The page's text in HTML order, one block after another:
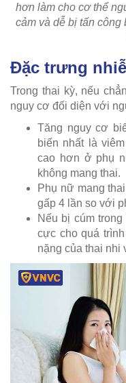
hơn làm cho cơ thể
cảm và dễ bị tấn công
Đặc trưng
Trong thai kỳ, nếu
nguy cơ đối diện với
Tăng nguy cơ
biến nhất là
cao hơn ở phụ
không mang thai.
Phụ nữ mang
gấp 4 lần so với
Nếu bị cúm
cực cho quá
nặng của thai nhi